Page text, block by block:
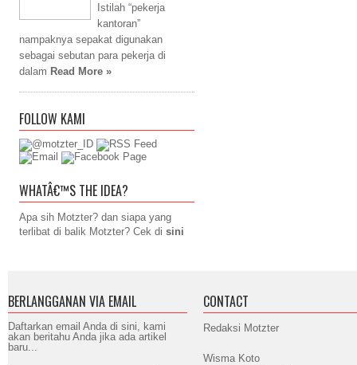
Istilah “pekerja
kantoran”
nampaknya sepakat digunakan
sebagai sebutan para pekerja di
dalam Read More »
FOLLOW KAMI
WHATÂ€™S THE IDEA?
Apa sih Motzter? dan siapa yang
terlibat di balik Motzter? Cek di sini
BERLANGGANAN VIA EMAIL
Daftarkan email Anda di sini, kami
akan beritahu Anda jika ada artikel
baru...
CONTACT
Redaksi Motzter
Wisma Koto